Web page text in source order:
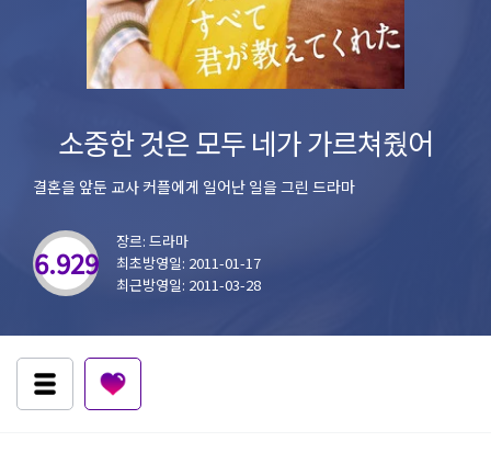
소중한 것은 모두 네가 가르쳐줬어
결혼을 앞둔 교사 커플에게 일어난 일을 그린 드라마
6.929
장르: 드라마
최초방영일: 2011-01-17
최근방영일: 2011-03-28